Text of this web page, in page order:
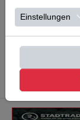
Am 12.04. fand
gemeinsamen
guten
Einstellungen